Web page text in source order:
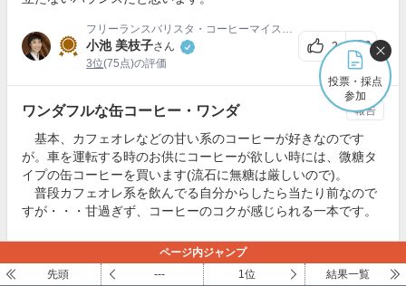
フリーランスバリスタ・コーヒーマイスター
小池 美枝子さん
3位(75点)の評価
2
ワンダフルな缶コーヒー・ワンダ
基本、カフェオレなどの甘い系のコーヒーが好きなのです
が。車を運転する時のお供にコーヒーが欲しい時には、微糖タ
イプの缶コーヒーを買います(流石に無糖は厳しいので)。
普段カフェオレ系を飲んでる自分からしたら当たり前なので
すが・・・甘過ぎず、コーヒーのコクが感じられる一本です。
みよさん
3位
(90点)の評価
3
報告
投票・採点
参加
ページ内ジャンプ
先頭
--- 1位 結果一覧